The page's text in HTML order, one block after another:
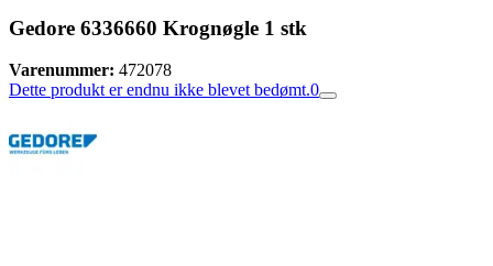
Gedore 6336660 Krognøgle 1 stk
Varenummer: 472078
Dette produkt er endnu ikke blevet bedømt.0